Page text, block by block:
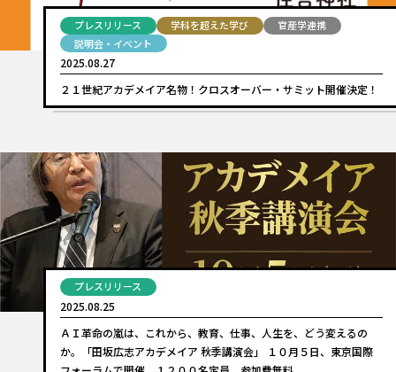
プレスリリース 学科を超えた学び
官産学連携
説明会・イベント
2025.08.27
２１世紀アカデメイア名物！クロスオーバー・サミット開催決定！
プレスリリース
2025.08.25
ＡＩ革命の嵐は、これから、教育、仕事、人生を、どう変えるの
か。「田坂広志アカデメイア 秋季講演会」 １０月５日、東京国際